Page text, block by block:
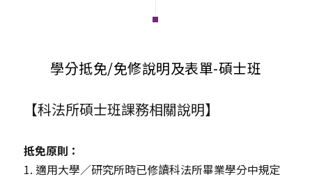
學分抵免/免修說明及表單-碩士班
【科法所碩士班課務相關說明】
抵免原則：
1. 適用大學／研究所時已修讀科法所畢業學分中規定